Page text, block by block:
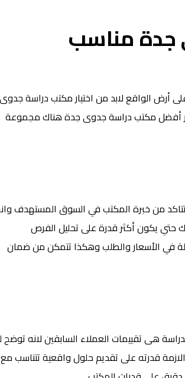
جدة مناسب
أرض الواقع لابد من اختيار مكتب دراسة جدوى
أفضل مكتب دراسة جدوى جدة هناك مجموعة
من خبرة المكتب في السوق المستهدف
حتي يكون أكثر قدرة على تحليل الفرص
في الأسعار والطلب وهكذا تتمكن من ضمان
هى تقييمات العملاء السابقين لانه توضح
قدرته على تقديم حلول واقعية تتناسب مع